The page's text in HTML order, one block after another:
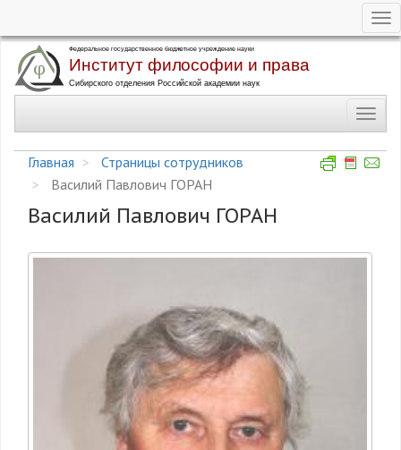
Перейти
основному
Главная
Страницы сотрудников
Василий Павлович ГОРАН
Василий Павлович ГОРАН